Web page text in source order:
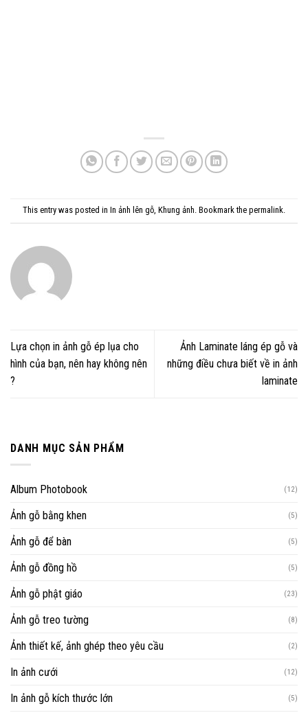
DANH MỤC SẢN PHẨM
Album Photobook (12)
Ảnh gỗ bằng khen (5)
Ảnh gỗ để bàn (5)
Ảnh gỗ đồng hồ (5)
Ảnh gỗ phật giáo (23)
Ảnh gỗ treo tường (8)
Ảnh thiết kế, ảnh ghép theo yêu cầu (2)
In ảnh cưới (12)
In ảnh gỗ kích thước lớn (5)
This entry was posted in In ảnh lên gỗ, Khung ảnh. Bookmark the permalink.
Lựa chọn in ảnh gỗ ép lụa cho
hình của bạn, nên hay không nên
?
Ảnh Laminate láng ép gỗ và
những điều chưa biết về in ảnh
laminate